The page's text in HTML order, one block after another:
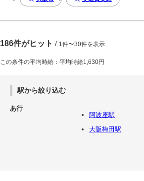
186件がヒット / 1件〜30件を表示
この条件の平均時給：平均時給1,630円
駅から絞り込む
あ行
阿波座駅
大阪梅田駅